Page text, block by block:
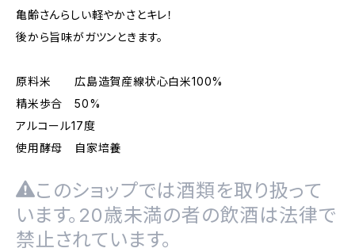
亀齢さんらしい軽やかさとキレ！
後から旨味がガツンときます。
原料米 広島造賀産線状心白米100%
精米歩合 50%
アルコール17度
使用酵母 自家培養
このショップでは酒類を取り扱って
います。20歳未満の者の飲酒は法律で
禁止されています。